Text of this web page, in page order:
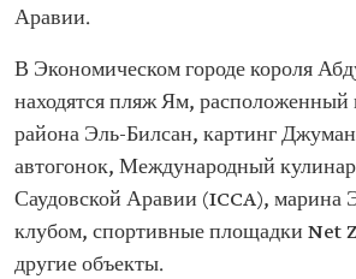
Аравии.
В Экономическом городе короля
находятся пляж Ям, расположенный
района Эль-Билсан, картинг
автогонок, Международный
Саудовской Аравии (ICCA), марина
клубом, спортивные площадки Net
другие объекты.